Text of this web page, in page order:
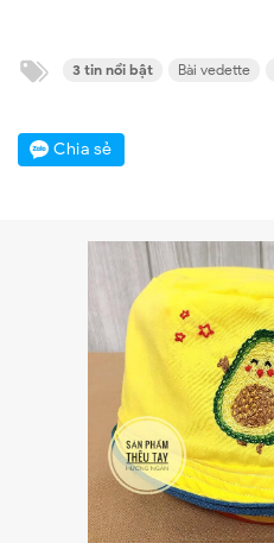
3 tin nổi bật Bài vedette
Chia sẻ